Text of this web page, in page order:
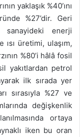
yaklaşık %40’ını
%27’dir. Geri
enerji
ısı üretimi, ulaşım,
%80’i hâlâ fosil
yakıtlardan petrol
ilk sırada yer
sırasıyla %27 ve
değişkenlik
ortaya
iken bu oran